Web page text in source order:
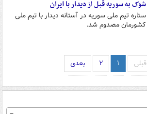
شوک به سوریه قبل از دیدار با ایران
ستاره تیم ملی سوریه در آستانه دیدار با تیم ملی
کشورمان مصدوم شد.
قبلی ۱ ۲ بعدی